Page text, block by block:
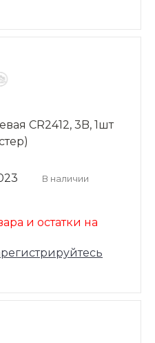
CR2412, 3B, 1шт
В наличии
и остатки на